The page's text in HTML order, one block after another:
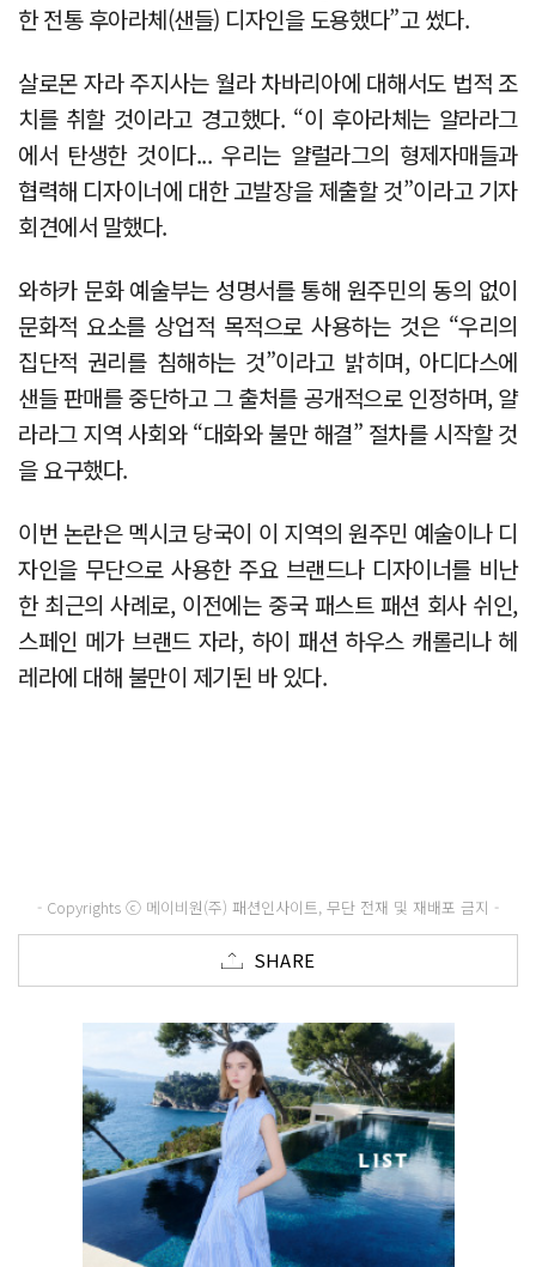
한 전통 후아라체(샌들) 디자인을 도용했다”고 썼다.
살로몬 자라 주지사는 월라 차바리아에 대해서도 법적 조
치를 취할 것이라고 경고했다. “이 후아라체는 얄라라그
에서 탄생한 것이다... 우리는 얄럴라그의 형제자매들과
협력해 디자이너에 대한 고발장을 제출할 것”이라고 기자
회견에서 말했다.
와하카 문화 예술부는 성명서를 통해 원주민의 동의 없이
문화적 요소를 상업적 목적으로 사용하는 것은 “우리의
집단적 권리를 침해하는 것”이라고 밝히며, 아디다스에
샌들 판매를 중단하고 그 출처를 공개적으로 인정하며, 얄
라라그 지역 사회와 “대화와 불만 해결” 절차를 시작할 것
을 요구했다.
이번 논란은 멕시코 당국이 이 지역의 원주민 예술이나 디
자인을 무단으로 사용한 주요 브랜드나 디자이너를 비난
한 최근의 사례로, 이전에는 중국 패스트 패션 회사 쉬인,
스페인 메가 브랜드 자라, 하이 패션 하우스 캐롤리나 헤
레라에 대해 불만이 제기된 바 있다.
- Copyrights ⓒ 메이비원(주) 패션인사이트, 무단 전재 및 재배포 금지 -
SHARE